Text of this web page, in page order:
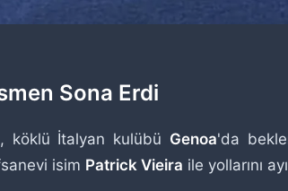
Sona Erdi
köklü İtalyan kulübü Genoa'da
isim Patrick Vieira ile yollarını